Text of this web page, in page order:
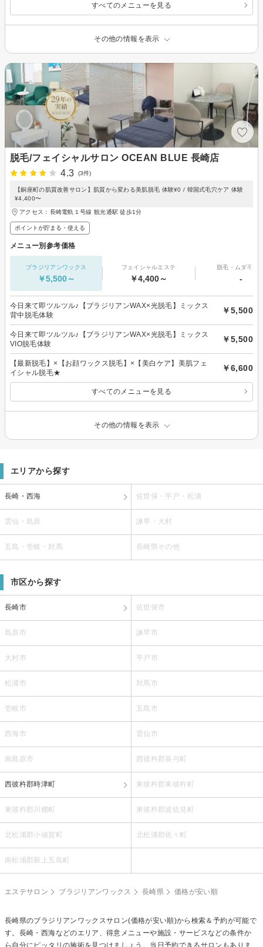
すべてのメニューを見る
その他の情報を表示
脱毛/フェイシャルサロン OCEAN BLUE 長崎店
4.3
(3件)
【銅座町の肌質改善サロン】肌質から変わる美肌脱毛 体験¥0 / 韓国式毛穴ケア 体験
¥4,400〜
アクセス：長崎電軌１号線 観光通駅 徒歩1分
ポイントが貯まる・使える
メニュー別参考価格
ブラジリアンワックス
￥5,500～
フェイシャルエステ
￥4,400～
脱毛・ムダ毛処
-
今日来て即ツルツル♪【ブラジリアンWAX×光脱毛】ミックス
背中脱毛体験
￥5,500
今日来て即ツルツル♪【ブラジリアンWAX×光脱毛】ミックス
VIO脱毛体験
￥5,500
【最新脱毛】×【お顔ワックス脱毛】×【美白ケア】美肌フェ
イシャル脱毛★
￥6,600
すべてのメニューを見る
その他の情報を表示
エリアから探す
長崎・西海 佐世保・平戸・松浦
雲仙・島原 諫早・大村
五島・壱岐・対馬 長崎県その他
市区から探す
長崎市 佐世保市
島原市 諫早市
大村市 平戸市
松浦市 対馬市
壱岐市 五島市
西海市 雲仙市
南島原市 西彼杵郡長与町
西彼杵郡時津町 東彼杵郡東彼杵町
東彼杵郡川棚町 東彼杵郡波佐見町
北松浦郡小値賀町 北松浦郡佐々町
南松浦郡新上五島町
エステサロン ブラジリアンワックス 長崎県 価格が安い順
長崎県のブラジリアンワックスサロン(価格が安い順)から検索＆予約が可能で
す。長崎・西海などのエリア、得意メニューや施設・サービスなどの条件か
ら自分にピッタリの施術を見つけましょう。当日予約できるサロンもありま